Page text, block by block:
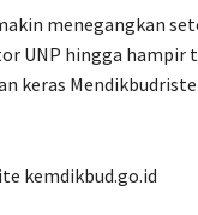
menegangkan
UNP hingga hampir
keras
kemdikbud.go.id